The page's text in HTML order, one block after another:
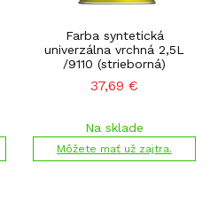
Farba syntetická
univerzálna vrchná 2,5L
/9110 (strieborná)
37,69 €
Na sklade
Môžete mať už zajtra.